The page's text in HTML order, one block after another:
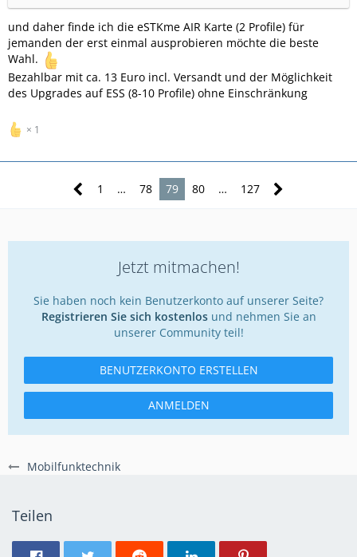
Mobilfunktechnik
und daher finde ich die eSTKme AIR Karte (2 Profile) für
jemanden der erst einmal ausprobieren möchte die beste
Wahl.
Bezahlbar mit ca. 13 Euro incl. Versandt und der Möglichkeit
des Upgrades auf ESS (8-10 Profile) ohne Einschränkung
1
1 … 78 79 80 … 127
Jetzt mitmachen!
Sie haben noch kein Benutzerkonto auf unserer Seite?
Registrieren Sie sich kostenlosund nehmen Sie an
unserer Community teil!
BENUTZERKONTO ERSTELLEN
ANMELDEN
Teilen